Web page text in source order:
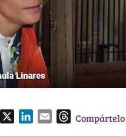
TCompártelo